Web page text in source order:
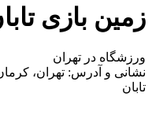
زمین بازی
ورزشگاه در تهران
نشانی و آدرس: تهران،
تابان